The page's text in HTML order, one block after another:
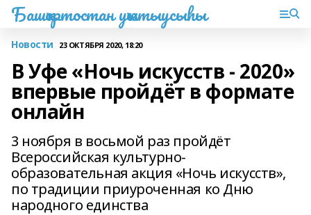
Башҡортостан уҡытыусыһы
Новости 23 ОКТЯБРЯ 2020, 18:20
В Уфе «Ночь искусств - 2020»
впервые пройдёт в формате
онлайн
3 ноября в восьмой раз пройдёт
Всероссийская культурно-
образовательная акция «Ночь искусств»,
по традиции приуроченная ко Дню
народного единства